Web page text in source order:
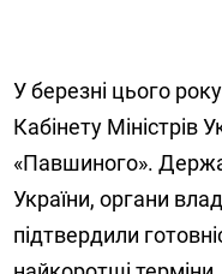
У березні цього
Кабінету Міністрів
«Павшиного».
України, органи
підтвердили